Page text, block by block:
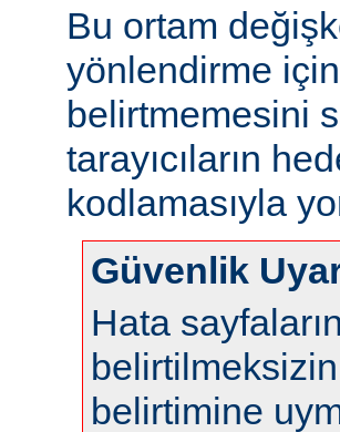
Bu ortam
yönlendirme
belirtmemesini
tarayıcıların
kodlamasıyla
Güvenlik
Hata
belirtimine